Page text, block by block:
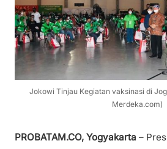
Jokowi Tinjau Kegiatan vaksinasi di
Merdeka.com)
PROBATAM.CO, Yogyakarta –